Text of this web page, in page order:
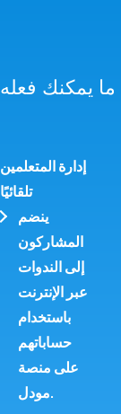
إدارة المتعلمين
تلقائيًا
ينضم
المشاركون
إلى الندوات
عبر الإنترنت
باستخدام
حساباتهم
على منصة
مودل.